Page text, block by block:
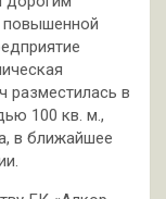
повышенной
разместилась в
100 кв. м.,
в ближайшее